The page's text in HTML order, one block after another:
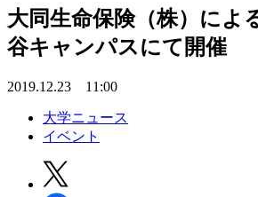
大同生命保険（株）によ
谷キャンパスにて開催
2019.12.23 11:00
大学ニュース
イベント